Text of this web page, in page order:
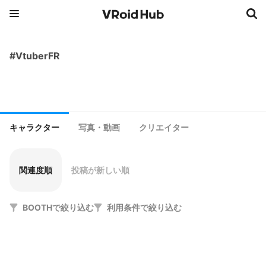
#VtuberFR
キャラクター 写真・動画 クリエイター
関連度順 投稿が新しい順
BOOTHで絞り込む 利用条件で絞り込む